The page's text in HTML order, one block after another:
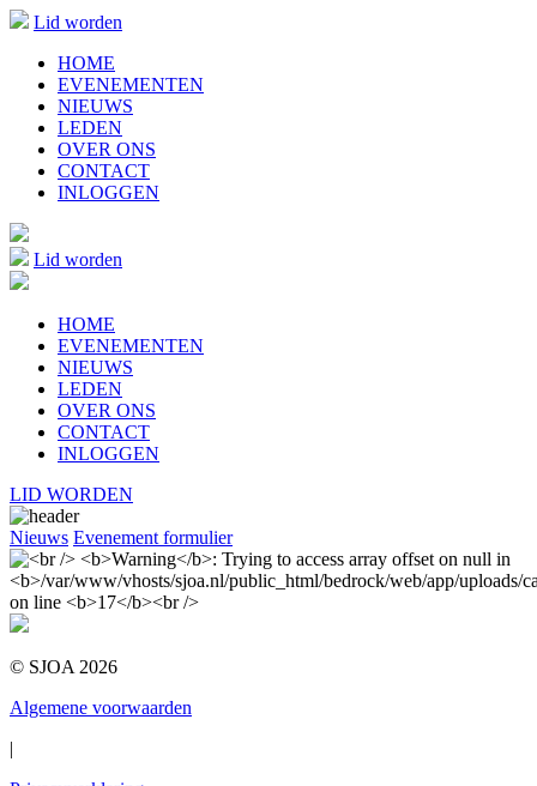
Lid worden
HOME
EVENEMENTEN
NIEUWS
LEDEN
OVER ONS
CONTACT
INLOGGEN
Lid worden
HOME
EVENEMENTEN
NIEUWS
LEDEN
OVER ONS
CONTACT
INLOGGEN
LID WORDEN
Nieuws Evenement formulier
© SJOA 2026
Algemene voorwaarden
|